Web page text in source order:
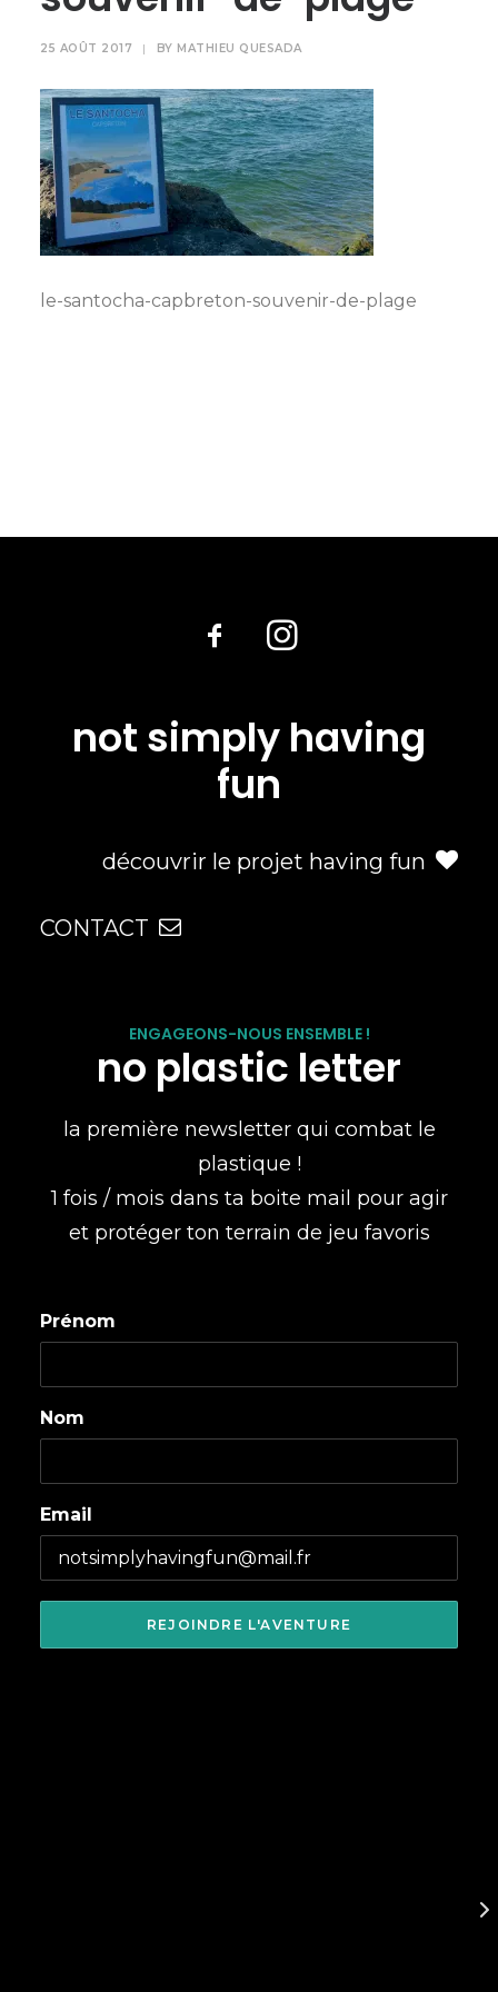
25 AOÛT 2017 | BY MATHIEU QUESADA
le-santocha-capbreton-souvenir-de-plage
not simply having
fun
découvrir le projet having fun
CONTACT
ENGAGEONS-NOUS ENSEMBLE !
no plastic letter
la première newsletter qui combat le
plastique !
1 fois / mois dans ta boite mail pour agir
et protéger ton terrain de jeu favoris
Prénom
Nom
Email